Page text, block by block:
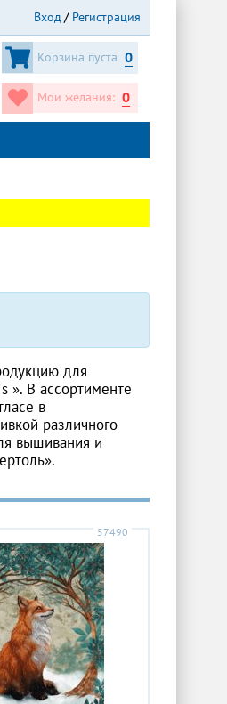
Вход Регистрация
Корзина пуста 0
Мои желания: 0
для
». В ассортименте
в
различного
вышивания и
57490